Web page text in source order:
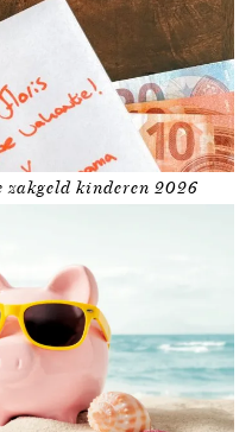
zakgeld kinderen 2026